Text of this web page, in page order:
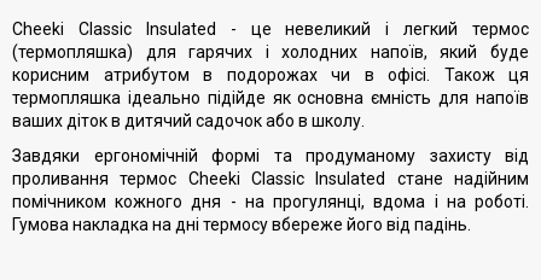
Cheeki Classic Insulated - це невеликий і легкий термос
(термопляшка) для гарячих і холодних напоїв, який буде
корисним атрибутом в подорожах чи в офісі. Також ця
термопляшка ідеально підійде як основна ємність для напоїв
ваших діток в дитячий садочок або в школу.
Завдяки ергономічній формі та продуманому захисту від
проливання термос Cheeki Classic Insulated стане надійним
помічником кожного дня - на прогулянці, вдома і на роботі.
Гумова накладка на дні термосу вбереже його від падінь.